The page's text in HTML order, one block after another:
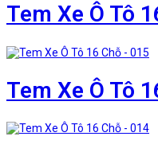
Tem Xe Ô Tô
Tem Xe Ô Tô